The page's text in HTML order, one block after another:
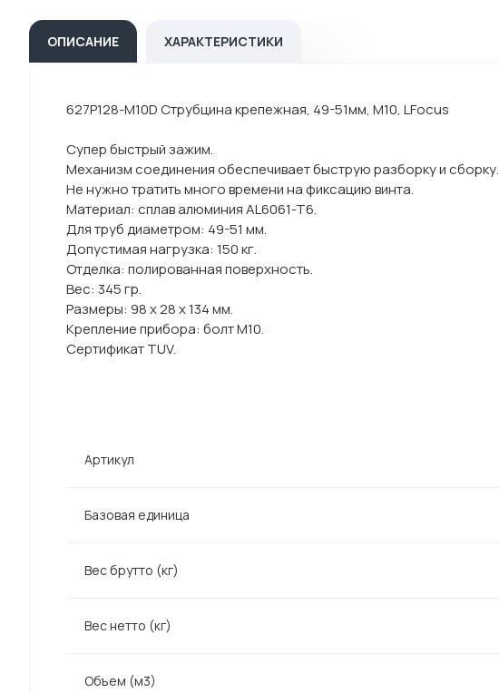
ОПИСАНИЕ ХАРАКТЕРИСТИКИ
627P128-M10D Струбцина крепежная, 49-51мм, М10, LFocus
Супер быстрый зажим.
Механизм соединения обеспечивает быструю разборку и сборку.
Не нужно тратить много времени на фиксацию винта.
Материал: сплав алюминия AL6061-T6.
Для труб диаметром: 49-51 мм.
Допустимая нагрузка: 150 кг.
Отделка: полированная поверхность.
Вес: 345 гр.
Размеры: 98 х 28 х 134 мм.
Крепление прибора: болт М10.
Сертификат TUV.
Артикул
Базовая единица
Вес брутто (кг)
Вес нетто (кг)
Объем (м3)